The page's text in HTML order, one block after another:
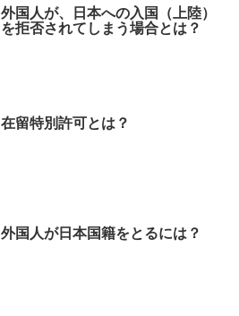
外国人が、日本への入国（上陸）
を拒否されてしまう場合とは？
在留特別許可とは？
外国人が日本国籍をとるには？